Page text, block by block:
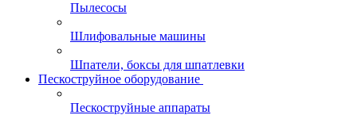
Пылесосы
Шлифовальные машины
Шпатели, боксы для шпатлевки
Пескоструйное оборудование
Пескоструйные аппараты